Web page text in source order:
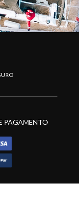
PAGAMENTO